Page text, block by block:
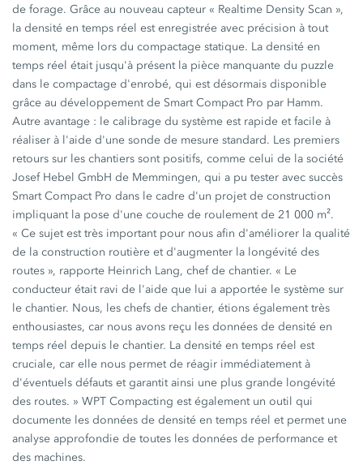
de forage. Grâce au nouveau capteur « Realtime Density Scan »,
la densité en temps réel est enregistrée avec précision à tout
moment, même lors du compactage statique. La densité en
temps réel était jusqu'à présent la pièce manquante du puzzle
dans le compactage d'enrobé, qui est désormais disponible
grâce au développement de Smart Compact Pro par Hamm.
Autre avantage : le calibrage du système est rapide et facile à
réaliser à l'aide d'une sonde de mesure standard. Les premiers
retours sur les chantiers sont positifs, comme celui de la société
Josef Hebel GmbH de Memmingen, qui a pu tester avec succès
Smart Compact Pro dans le cadre d'un projet de construction
impliquant la pose d'une couche de roulement de 21 000 m².
« Ce sujet est très important pour nous afin d'améliorer la qualité
de la construction routière et d'augmenter la longévité des
routes », rapporte Heinrich Lang, chef de chantier. « Le
conducteur était ravi de l'aide que lui a apportée le système sur
le chantier. Nous, les chefs de chantier, étions également très
enthousiastes, car nous avons reçu les données de densité en
temps réel depuis le chantier. La densité en temps réel est
cruciale, car elle nous permet de réagir immédiatement à
d'éventuels défauts et garantit ainsi une plus grande longévité
des routes. » WPT Compacting est également un outil qui
documente les données de densité en temps réel et permet une
analyse approfondie de toutes les données de performance et
des machines.